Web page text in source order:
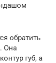
обратить
Она
губ, а